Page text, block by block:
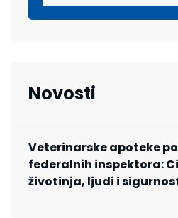
Novosti
Veterinarske apoteke
federalnih inspektora:
životinja, ljudi i